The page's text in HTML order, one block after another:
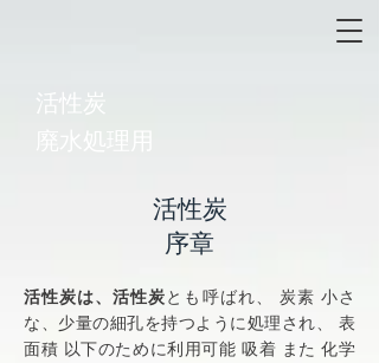
活性炭
活性炭
序章
活性炭は、活性炭とも呼ばれ、 炭素 小さ
な、少量の細孔を持つように処理され、 表
面積 以下のために利用可能吸着 また化学